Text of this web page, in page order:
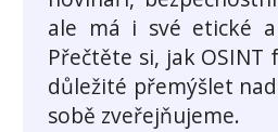
ale má i své etické
Přečtěte si, jak
důležité přemýšlet
sobě zveřejňujeme.